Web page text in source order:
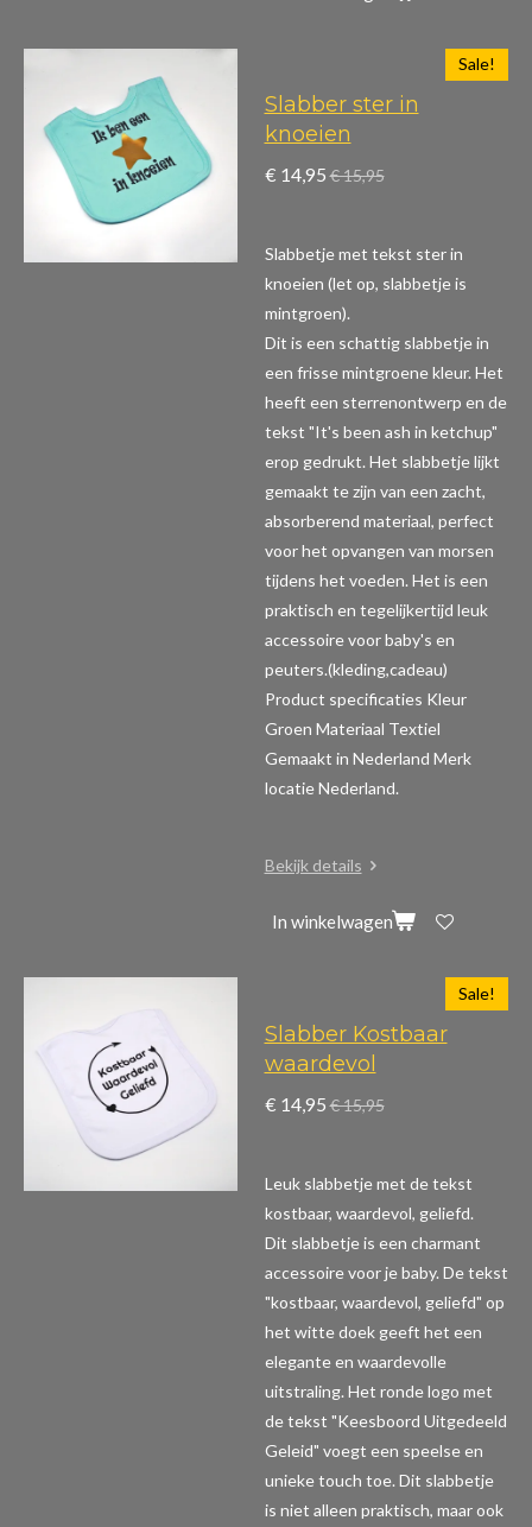
Sale!
Slabber ster in
knoeien
€ 14,95 € 15,95
Slabbetje met tekst ster in
knoeien (let op, slabbetje is
mintgroen).
Dit is een schattig slabbetje in
een frisse mintgroene kleur. Het
heeft een sterrenontwerp en de
tekst "It's been ash in ketchup"
erop gedrukt. Het slabbetje lijkt
gemaakt te zijn van een zacht,
absorberend materiaal, perfect
voor het opvangen van morsen
tijdens het voeden. Het is een
praktisch en tegelijkertijd leuk
accessoire voor baby's en
peuters.(kleding,cadeau)
Product specificaties Kleur
Groen Materiaal Textiel
Gemaakt in Nederland Merk
locatie Nederland.
Bekijk details
In winkelwagen
Sale!
Slabber Kostbaar
waardevol
€ 14,95 € 15,95
Leuk slabbetje met de tekst
kostbaar, waardevol, geliefd.
Dit slabbetje is een charmant
accessoire voor je baby. De tekst
"kostbaar, waardevol, geliefd" op
het witte doek geeft het een
elegante en waardevolle
uitstraling. Het ronde logo met
de tekst "Keesboord Uitgedeeld
Geleid" voegt een speelse en
unieke touch toe. Dit slabbetje
is niet alleen praktisch, maar ook